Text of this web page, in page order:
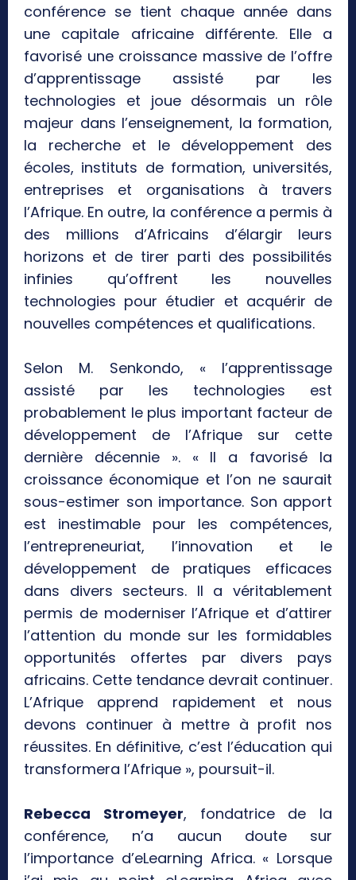
conférence se tient chaque année dans
une capitale africaine différente. Elle a
favorisé une croissance massive de l’offre
d’apprentissage assisté par les
technologies et joue désormais un rôle
majeur dans l’enseignement, la formation,
la recherche et le développement des
écoles, instituts de formation, universités,
entreprises et organisations à travers
l’Afrique. En outre, la conférence a permis à
des millions d’Africains d’élargir leurs
horizons et de tirer parti des possibilités
infinies qu’offrent les nouvelles
technologies pour étudier et acquérir de
nouvelles compétences et qualifications.
Selon M. Senkondo, « l’apprentissage
assisté par les technologies est
probablement le plus important facteur de
développement de l’Afrique sur cette
dernière décennie ». « Il a favorisé la
croissance économique et l’on ne saurait
sous-estimer son importance. Son apport
est inestimable pour les compétences,
l’entrepreneuriat, l’innovation et le
développement de pratiques efficaces
dans divers secteurs. Il a véritablement
permis de moderniser l’Afrique et d’attirer
l’attention du monde sur les formidables
opportunités offertes par divers pays
africains. Cette tendance devrait continuer.
L’Afrique apprend rapidement et nous
devons continuer à mettre à profit nos
réussites. En définitive, c’est l’éducation qui
transformera l’Afrique », poursuit-il.
Rebecca Stromeyer, fondatrice de la
conférence, n’a aucun doute sur
l’importance d’eLearning Africa. « Lorsque